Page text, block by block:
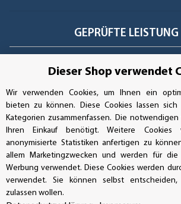
GEPRÜFTE LEISTUNG
AUFKLEBERDEALER
Handwerkerring 1, D-39326
Bestellungen/Support: +49
Buchhaltung: +49 (0)39-
Dieser Shop verwendet
Wir verwenden Cookies, um Ihnen ein
bieten zu können. Diese Cookies lassen
Kategorien zusammenfassen. Die
Ihren Einkauf benötigt. Weitere Cookies
anonymisierte Statistiken anfertigen zu
allem Marketingzwecken und werden für die
Werbung verwendet. Diese Cookies werden
verwendet. Sie können selbst
zulassen wollen.